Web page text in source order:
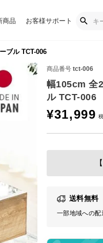
商品 お客様サポート
ブル TCT-006
商品番号 tct-006
幅105cm 全
ル TCT-006
¥31,999
送料無料
一部地域への配